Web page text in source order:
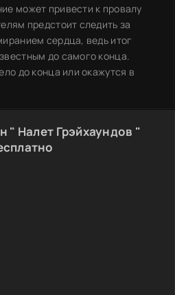
может привести к провалу
предстоит следить за
сердца, ведь итог
до самого конца.
до конца или окажутся в
" Налет Грэйхаундов "